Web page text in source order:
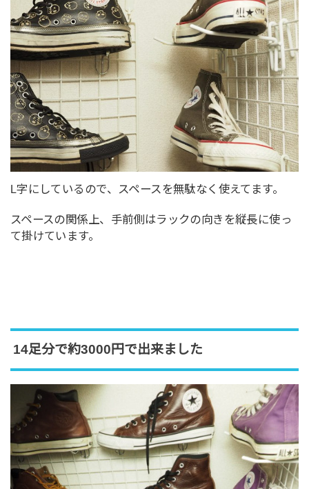
L字にしているので、スペースを無駄なく使えてます。
スペースの関係上、手前側はラックの向きを縦長に使っ
て掛けています。
14足分で約3000円で出来ました